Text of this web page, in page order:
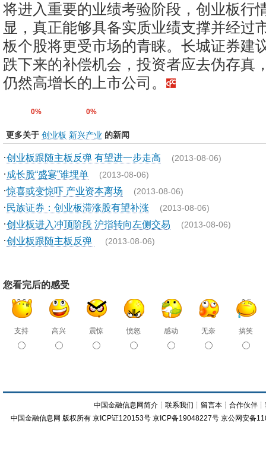
将进入重要的业绩考验阶段，创业板行
显，真正能够具备实质业绩支撑并经过
板个股将更受市场的青睐。长城证券建
跌下来的补偿机会，投资者应去伪存真
仍然高增长的上市公司。
0% 0%
更多关于 创业板 新兴产业 的新闻
·创业板跟随主板反弹 有望进一步走高 (2013-08-06)
· 成长股“盛宴”谁埋单 (2013-08-06)
·惊喜或变惊吓 产业资本离场 (2013-08-06)
·民族证券：创业板滞涨股有望补涨 (2013-08-06)
·创业板进入冲顶阶段 沪指转向左侧交易 (2013-08-06)
·创业板跟随主板反弹 (2013-08-06)
您看完后的感受
支持 高兴 震惊 愤怒 感动 无奈 搞笑
中国金融信息网简介 ┊联系我们 ┊ 留言本 ┊合作伙伴 ┊
中国金融信息网 版权所有 京ICP证120153号 京ICP备19048227号 京公网安备